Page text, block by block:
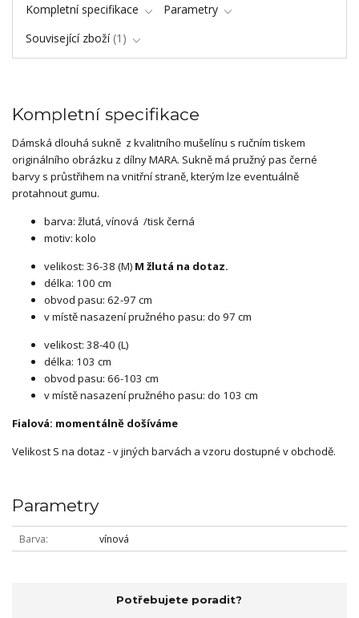
Kompletní specifikace
Parametry
Související zboží 1
Kompletní specifikace
Dámská dlouhá sukně z kvalitního mušelínu s ručním tiskem
originálního obrázku z dílny MARA. Sukně má pružný pas černé
barvy s průstřihem na vnitřní straně, kterým lze eventuálně
protahnout gumu.
barva: žlutá, vínová /tisk černá
motiv: kolo
velikost: 36-38 (M) M žlutá na dotaz.
délka: 100 cm
obvod pasu: 62-97 cm
v místě nasazení pružného pasu: do 97 cm
velikost: 38-40 (L)
délka: 103 cm
obvod pasu: 66-103 cm
v místě nasazení pružného pasu: do 103 cm
Fialová: momentálně došíváme
Velikost S na dotaz - v jiných barvách a vzoru dostupné v obchodě.
Parametry
Barva vínová
Potřebujete poradit?